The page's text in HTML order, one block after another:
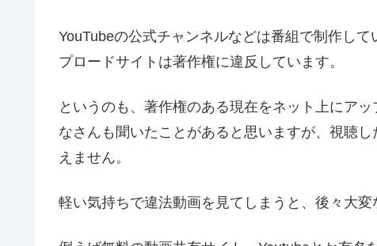
YouTubeの公式チャンネルなどは番組で制作し
プロードサイトは著作権に違反しています。
というのも、著作権のある現在をネット上にア
なさんも聞いたことがあると思いますが、視聴
えません。
軽い気持ちで違法動画を見てしまうと、後々大変